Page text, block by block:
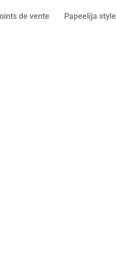
de vente Papeelija style